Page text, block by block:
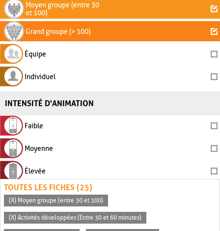
Moyen groupe (entre 30
et 100)
Grand groupe (> 100)
Équipe
Individuel
INTENSITÉ D'ANIMATION
Faible
Moyenne
Élevée
TOUTES LES FICHES (25)
(X) Moyen groupe (entre 30 et 100)
(X) Activités développées (Entre 30 et 60 minutes)